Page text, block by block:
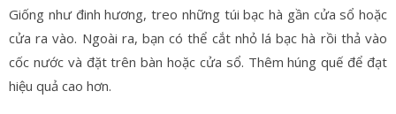
Giống như đinh hương, treo những túi bạc hà gần cửa sổ hoặc
cửa ra vào. Ngoài ra, bạn có thể cắt nhỏ lá bạc hà rồi thả vào
cốc nước và đặt trên bàn hoặc cửa sổ. Thêm húng quế để đạt
hiệu quả cao hơn.